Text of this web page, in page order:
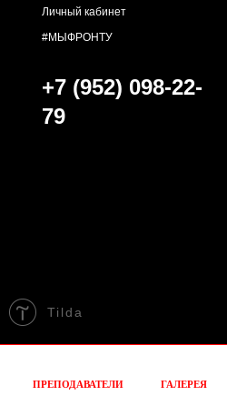
ПРЕПОДАВАТЕЛИ ГАЛЕРЕЯ
Личный кабинет
#МЫФРОНТУ
+7 (952) 098-22-
79
Tilda